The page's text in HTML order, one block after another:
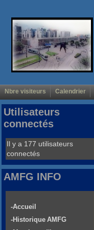
Nbre visiteurs Calendrier
Utilisateurs
connectés
Il y a 177 utilisateurs
connectés
AMFG INFO
-Accueil
-Historique AMFG